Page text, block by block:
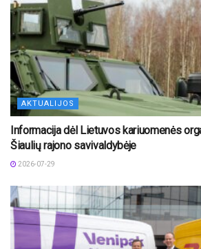
AKTUALIJOS
Informacija dėl Lietuvos kariuomenės
Šiaulių rajono savivaldybėje
2026-07-29